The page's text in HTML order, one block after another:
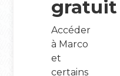
gratuit
Accéder
à Marco
et
certains